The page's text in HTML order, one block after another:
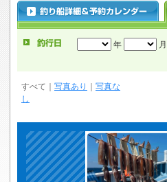
年 月
すべて 写真あり
写真な
し